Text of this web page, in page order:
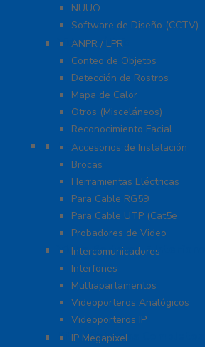
NUUO
Software de Diseño (CCTV)
Videoanálisis
ANPR / LPR
Conteo de Objetos
Detección de Rostros
Mapa de Calor
Otros (Misceláneos)
Reconocimiento Facial
Herramientas
Accesorios de Instalación
Brocas
Herramientas Eléctricas
Para Cable RG59
Para Cable UTP (Cat5e
Probadores de Video
Video Porteros E Interfonos
Intercomunicadores
Interfones
Multiapartamentos
Videoporteros Analógicos
Videoporteros IP
Kits- Sistemas Completos
IP Megapixel